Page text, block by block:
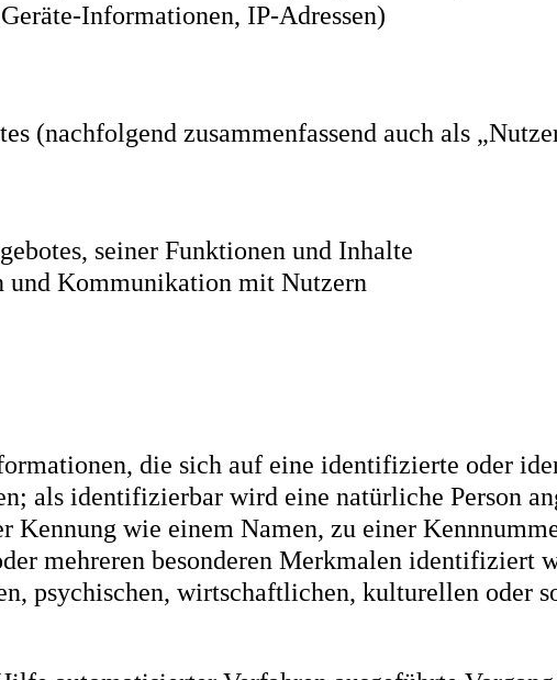
Informationen, IP-Adressen)
(nachfolgend zusammenfassend auch als
seiner Funktionen und Inhalte
und Kommunikation mit Nutzern
die sich auf eine identifizierte oder
als identifizierbar wird eine natürliche Person
Kennung wie einem Namen, zu einer
mehreren besonderen Merkmalen identifiziert
psychischen, wirtschaftlichen, kulturellen oder